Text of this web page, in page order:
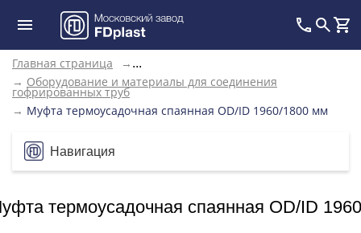
Главная страница → ...
→ Оборудование и материалы для соединения
гофрированных труб
→ Муфта термоусадочная спаянная OD/ID 1960/1800 мм
Навигация
термоусадочная спаянная OD/ID